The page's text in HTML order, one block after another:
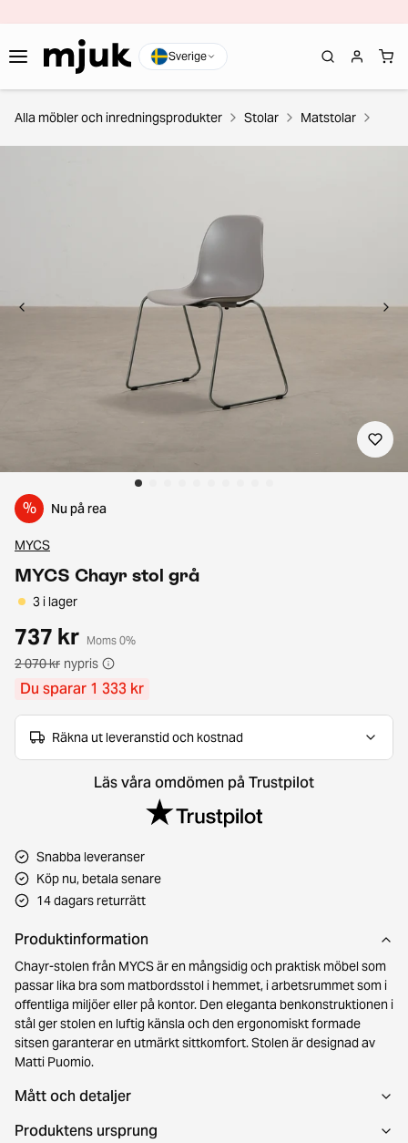
Sverige
Alla möbler och inredningsprodukter Stolar Matstolar
% Nu på rea
MYCS
MYCS Chayr stol grå
3 i lager
737 kr Moms 0%
2 070 kr nypris
Du sparar 1 333 kr
Räkna ut leveranstid och kostnad
Läs våra omdömen på Trustpilot
Snabba leveranser
Köp nu, betala senare
14 dagars returrätt
Produktinformation
Chayr-stolen från MYCS är en mångsidig och praktisk möbel som
passar lika bra som matbordsstol i hemmet, i arbetsrummet som i
offentliga miljöer eller på kontor. Den eleganta benkonstruktionen i
stål ger stolen en luftig känsla och den ergonomiskt formade
sitsen garanterar en utmärkt sittkomfort. Stolen är designad av
Matti Puomio.
Mått och detaljer
Produktens ursprung